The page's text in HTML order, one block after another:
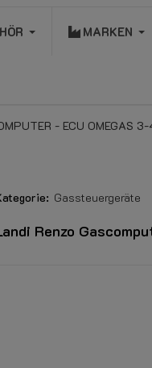
MARKEN
- ECU OMEGAS
Gassteuergeräte
Renzo